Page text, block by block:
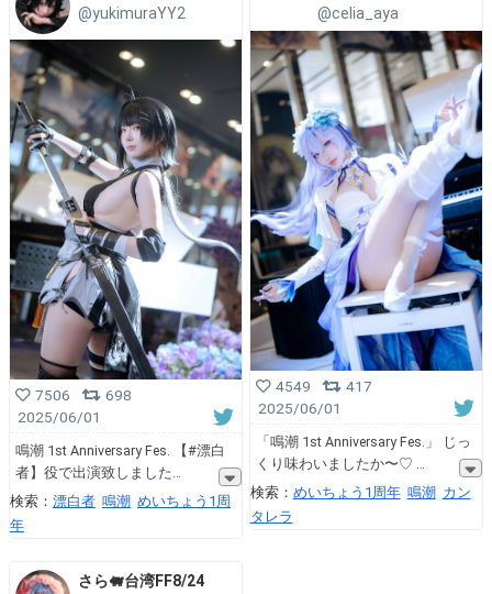
@yukimuraYY2
7506
698
2025/06/01
鳴潮 1st Anniversary Fes. 【#漂白
者】役で出演致しました
検索： 漂白者 鳴潮 めいちょう1周
年
@celia_aya
4549
417
2025/06/01
「鳴潮 1st Anniversary Fes.」 じっ
くり味わいましたか〜♡
検索： めいちょう1周年 鳴潮 カン
タレラ
さら🐖台湾FF8/24